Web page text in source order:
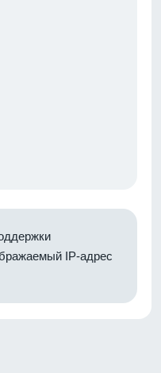
IP-адрес